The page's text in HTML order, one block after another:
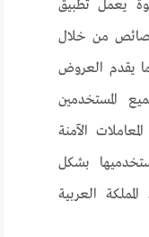
يعمل تطبيق
من خلال
يقدم العروض
المستخدمين
الآمنة
بشكل
العربية